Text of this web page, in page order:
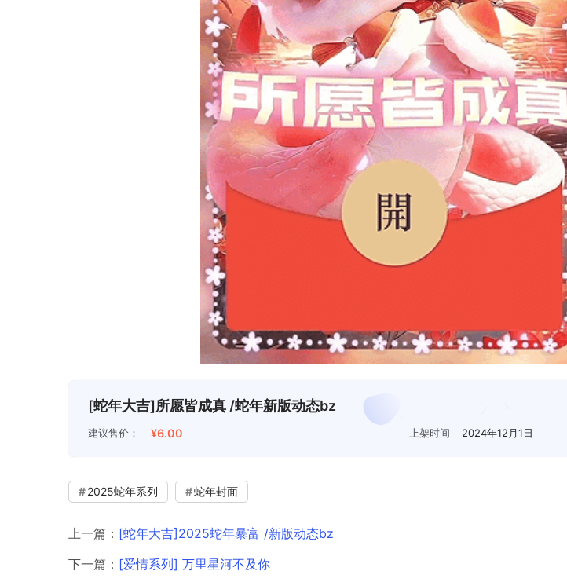
[蛇年大吉]所愿皆成真 /蛇年新版动态bz
建议售价： ¥6.00 上架时间 2024年12月1日
2025蛇年系列 蛇年封面
上一篇： [蛇年大吉]2025蛇年暴富 /新版动态bz
下一篇： [爱情系列] 万里星河不及你